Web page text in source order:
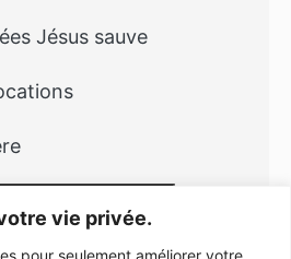
vie privée.
pour seulement améliorer votre
Jésus sauve